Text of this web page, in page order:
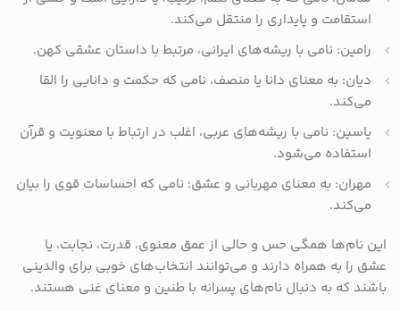
استقامت و پایداری را منتقل می‌کند.
رامین: نامی با ریشه‌های ایرانی، مرتبط با داستان عشقی کهن.
دیان: به معنای دانا یا منصف، نامی که حکمت و دانایی را القا
می‌کند.
یاسین: نامی با ریشه‌های عربی، اغلب در ارتباط با معنویت و قرآن
استفاده می‌شود.
مهران: به معنای مهربانی و عشق؛ نامی که احساسات قوی را بیان
می‌کند.
این نام‌ها همگی حس و حالی از عمق معنوی، قدرت، نجابت، یا
عشق را به همراه دارند و می‌توانند انتخاب‌های خوبی برای والدینی
باشند که به دنبال نام‌های پسرانه با طنین و معنای غنی هستند.